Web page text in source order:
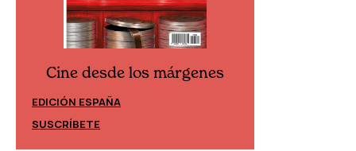
Cine desde los márgenes
EDICIÓN ESPAÑA
SUSCRÍBETE